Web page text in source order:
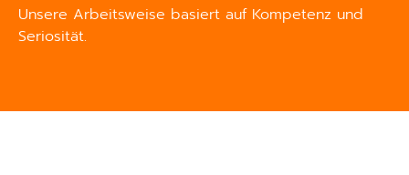
Unsere Arbeitsweise basiert auf Kompetenz und
Seriosität.